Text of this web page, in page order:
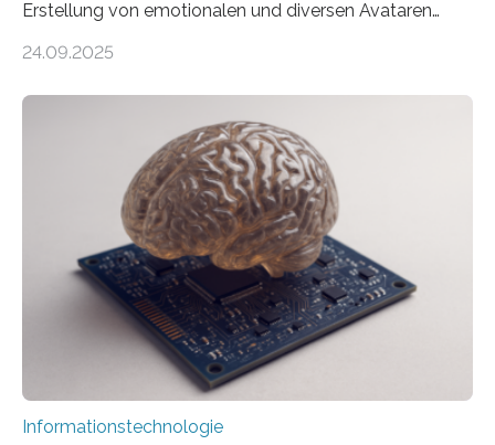
Erstellung von emotionalen und diversen Avataren
Förderung in Höhe von rund 2 Millionen Euro. Dabei
der Universität Bonn und der TH Köln gemeinsam mit
der MindPort GmbH eine neuartige, KI-gestützte
Lösung zur Erzeugung von Emotionen für realistische
Avatare. Gen-AIvatar entwickelt innovative und
kosteneffiziente Methoden, um lebensechte Avatare zu
erstellen. „Besonders wichtig ist uns eine ganzheitliche
Animation, bei der Stimme, Körperbewegung, Gestik
und Mimik im Einklang sind…
24.09.2025
Informationstechnologie